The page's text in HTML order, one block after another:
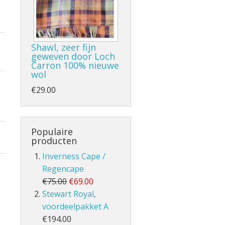
en Volle Kilt
Shawl, zeer fijn
geweven door Loch
Carron 100% nieuwe
wol
€29.00
Populaire
producten
Inverness Cape /
Regencape
€75.00 €69.00
Stewart Royal,
voordeelpakket A
€194.00